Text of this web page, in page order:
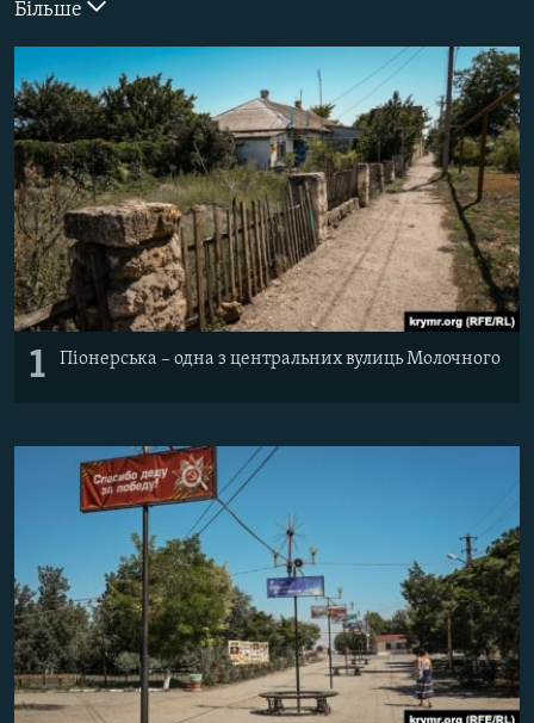
СВІДЧЕННЯ ОКУПАЦІЇ
УКРАЇНСЬКА ПРОБЛЕМА КРИМУ
ІНФОГРАФІКА
Русский
Qırımtatar
ДОЛУЧАЙСЯ!
Усі сайти RFE/RL
Більше
1 Піонерська – одна з центральних вулиць Молочного